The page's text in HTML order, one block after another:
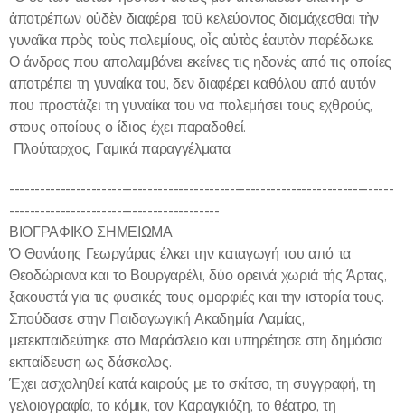
ἀποτρέπων οὐδὲν διαφέρει τοῦ κελεύοντος διαμάχεσθαι τὴν
γυναῖκα πρὸς τοὺς πολεμίους, οἷς αὐτὸς ἑαυτὸν παρέδωκε.
Ο άνδρας που απολαμβάνει εκείνες τις ηδονές από τις οποίες
αποτρέπει τη γυναίκα του, δεν διαφέρει καθόλου από αυτόν
που προστάζει τη γυναίκα του να πολεμήσει τους εχθρούς,
στους οποίους ο ίδιος έχει παραδοθεί.
Πλούταρχος, Γαμικά παραγγέλματα
---------------------------------------------------------------------------
-----------------------------------------
ΒΙΟΓΡΑΦΙΚΟ ΣΗΜΕΙΩΜΑ
Ὁ Θανάσης Γεωργάρας έλκει την καταγωγή του από τα
Θεοδώριανα και το Βουργαρέλι, δύο ορεινά χωριά τής Άρτας,
ξακουστά για τις φυσικές τους ομορφιές και την ιστορία τους.
Σπούδασε στην Παιδαγωγική Ακαδημία Λαμίας,
μετεκπαιδεύτηκε στο Μαράσλειο και υπηρέτησε στη δημόσια
εκπαίδευση ως δάσκαλος.
Έχει ασχοληθεί κατά καιρούς με το σκίτσο, τη συγγραφή, τη
γελοιογραφία, το κόμικ, τον Καραγκιόζη, το θέατρο, τη